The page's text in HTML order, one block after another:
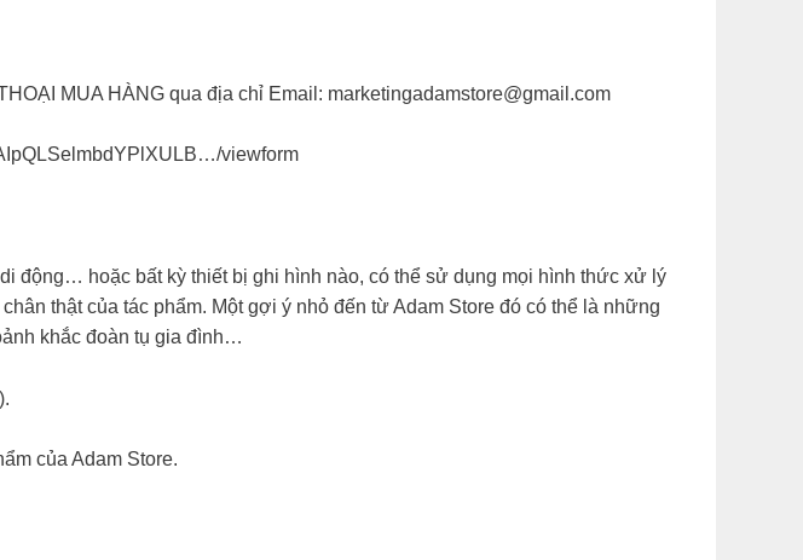
MUA HÀNG qua địa chỉ Email: marketingadamstore@gmail.com
viewform
động… hoặc bất kỳ thiết bị ghi hình nào, có thể sử dụng mọi hình thức xử lý
thật của tác phẩm. Một gợi ý nhỏ đến từ Adam Store đó có thể là những
khắc đoàn tụ gia đình…
của Adam Store.